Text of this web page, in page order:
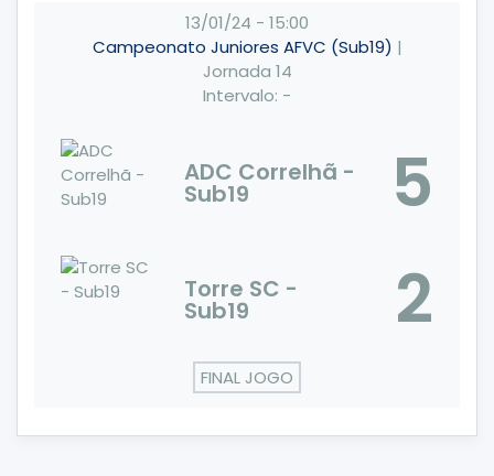
13/01/24 - 15:00
Campeonato Juniores AFVC (Sub19) |
Jornada 14
Intervalo: -
ADC Correlhã -
Sub19 5
Torre SC -
Sub19 2
FINAL JOGO